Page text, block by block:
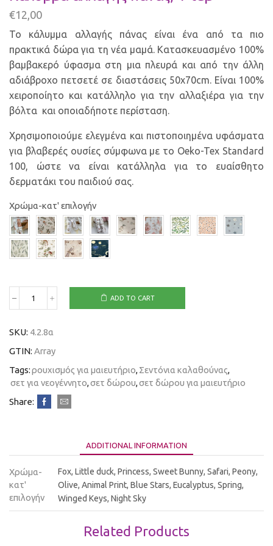
€12,00
Το κάλυμμα αλλαγής πάνας είναι ένα από τα πιο
πρακτικά δώρα για τη νέα μαμά. Κατασκευασμένο 100%
βαμβακερό ύφασμα στη μια πλευρά και από την άλλη
αδιάβροχο πετσετέ σε διαστάσεις 50x70cm. Είναι 100%
χειροποίητο και κατάλληλο για την αλλαξιέρα για την
βόλτα και οποιαδήποτε περίσταση.
Χρησιμοποιούμε ελεγμένα και πιστοποιημένα υφάσματα
για βλαβερές ουσίες σύμφωνα με το Oeko-Tex Standard
100, ώστε να είναι κατάλληλα για το ευαίσθητο
δερματάκι του παιδιού σας.
Χρώμα-κατ' επιλογήν
ADD TO CART
SKU: 4.2.8α
GTIN: Array
Tags:ρουχισμός για μαιευτήριο,Σεντόνια καλαθούνας,
σετ για νεογέννητο,σετ δώρου,σετ δώρου για μαιευτήριο
Share:
ADDITIONAL INFORMATION
Χρώμα-
κατ'
επιλογήν
Fox, Little duck, Princess, Sweet Bunny, Safari, Peony,
Olive, Animal Print, Blue Stars, Eucalyptus, Spring,
Winged Keys, Night Sky
Related Products